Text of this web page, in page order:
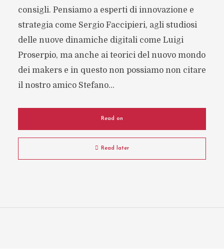
consigli. Pensiamo a esperti di innovazione e
strategia come Sergio Faccipieri, agli studiosi
delle nuove dinamiche digitali come Luigi
Proserpio, ma anche ai teorici del nuovo mondo
dei makers e in questo non possiamo non citare
il nostro amico Stefano...
Read on
Read later